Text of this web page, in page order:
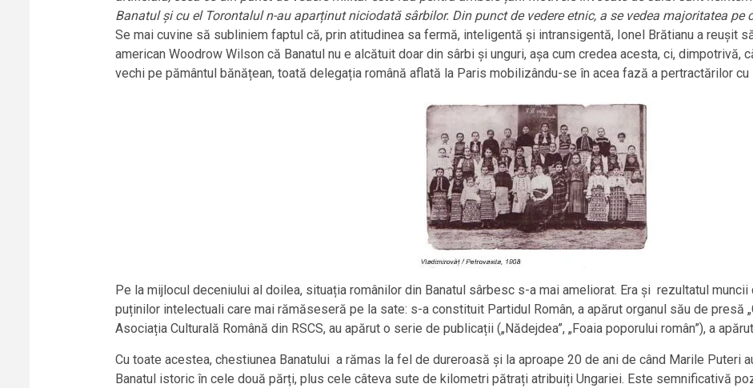
Banatul și cu el Torontalul n-au aparținut niciodată sârbilor. Din punct de vedere etnic, a se vedea majoritatea pe
Se mai cuvine să subliniem faptul că, prin atitudinea sa fermă, inteligentă și intransigentă, Ionel Brătianu a reușit
american Woodrow Wilson că Banatul nu e alcătuit doar din sârbi și unguri, așa cum credea acesta, ci, dimpotrivă,
vechi pe pământul bănățean, toată delegația română aflată la Paris mobilizându-se în acea fază a pertractărilor cu
Pe la mijlocul deceniului al doilea, situația românilor din Banatul sârbesc s-a mai ameliorat. Era și rezultatul
puținilor intelectuali care mai rămăseseră pe la sate: s-a constituit Partidul Român, a apărut organul său de presă
Asociația Culturală Română din RSCS, au apărut o serie de publicații („Nădejdea”, „Foaia poporului român”), a
Cu toate acestea, chestiunea Banatului a rămas la fel de dureroasă și la aproape 20 de ani de când Marile Puteri
Banatul istoric în cele două părți, plus cele câteva sute de kilometri pătrați atribuiți Ungariei. Este semnificativă